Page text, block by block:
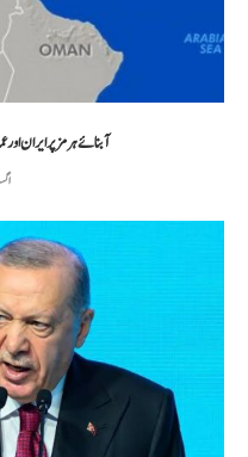
آبنائے ہرمز پر ایران